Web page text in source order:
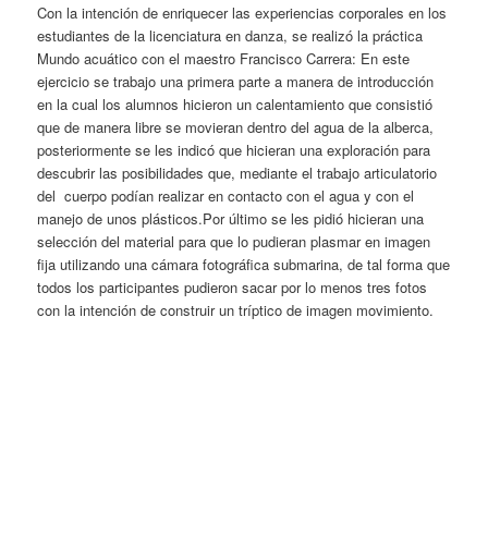
Con la intención de enriquecer las experiencias corporales en los
estudiantes de la licenciatura en danza, se realizó la práctica
Mundo acuático con el maestro Francisco Carrera: En este
ejercicio se trabajo una primera parte a manera de introducción
en la cual los alumnos hicieron un calentamiento que consistió
que de manera libre se movieran dentro del agua de la alberca,
posteriormente se les indicó que hicieran una exploración para
descubrir las posibilidades que, mediante el trabajo articulatorio
del cuerpo podían realizar en contacto con el agua y con el
manejo de unos plásticos.Por último se les pidió hicieran una
selección del material para que lo pudieran plasmar en imagen
fija utilizando una cámara fotográfica submarina, de tal forma que
todos los participantes pudieron sacar por lo menos tres fotos
con la intención de construir un tríptico de imagen movimiento.